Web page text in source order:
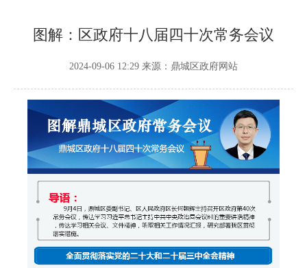
图解：区政府十八届四十次常务会议
2024-09-06 12:29 来源：鼎城区政府网站